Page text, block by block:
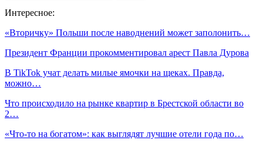
Интересное:
«Вторичку» Польши после наводнений может заполонить…
Президент Франции прокомментировал арест Павла Дурова
В TikTok учат делать милые ямочки на щеках. Правда,
можно…
Что происходило на рынке квартир в Брестской области во
2…
«Что-то на богатом»: как выглядят лучшие отели года по…